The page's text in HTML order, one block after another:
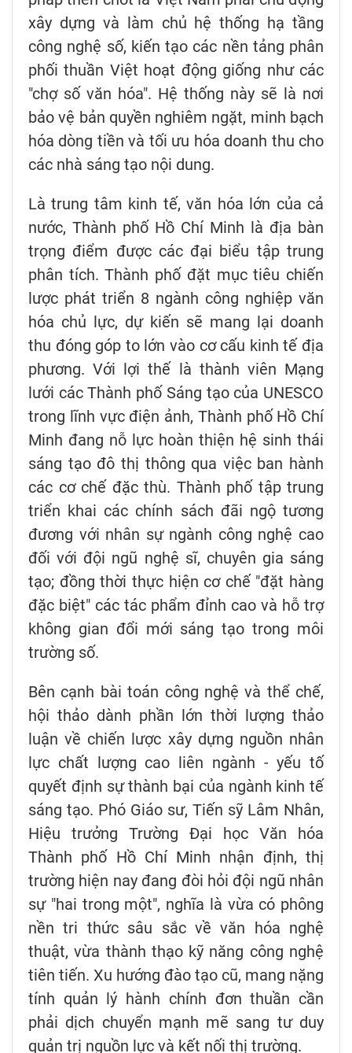
xây dựng và làm chủ hệ thống hạ tầng
công nghệ số, kiến tạo các nền tảng phân
phối thuần Việt hoạt động giống như các
"chợ số văn hóa". Hệ thống này sẽ là nơi
bảo vệ bản quyền nghiêm ngặt, minh bạch
hóa dòng tiền và tối ưu hóa doanh thu cho
các nhà sáng tạo nội dung.
Là trung tâm kinh tế, văn hóa lớn của cả
nước, Thành phố Hồ Chí Minh là địa bàn
trọng điểm được các đại biểu tập trung
phân tích. Thành phố đặt mục tiêu chiến
lược phát triển 8 ngành công nghiệp văn
hóa chủ lực, dự kiến sẽ mang lại doanh
thu đóng góp to lớn vào cơ cấu kinh tế địa
phương. Với lợi thế là thành viên Mạng
lưới các Thành phố Sáng tạo của UNESCO
trong lĩnh vực điện ảnh, Thành phố Hồ Chí
Minh đang nỗ lực hoàn thiện hệ sinh thái
sáng tạo đô thị thông qua việc ban hành
các cơ chế đặc thù. Thành phố tập trung
triển khai các chính sách đãi ngộ tương
đương với nhân sự ngành công nghệ cao
đối với đội ngũ nghệ sĩ, chuyên gia sáng
tạo; đồng thời thực hiện cơ chế "đặt hàng
đặc biệt" các tác phẩm đỉnh cao và hỗ trợ
không gian đổi mới sáng tạo trong môi
trường số.
Bên cạnh bài toán công nghệ và thể chế,
hội thảo dành phần lớn thời lượng thảo
luận về chiến lược xây dựng nguồn nhân
lực chất lượng cao liên ngành - yếu tố
quyết định sự thành bại của ngành kinh tế
sáng tạo. Phó Giáo sư, Tiến sỹ Lâm Nhân,
Hiệu trưởng Trường Đại học Văn hóa
Thành phố Hồ Chí Minh nhận định, thị
trường hiện nay đang đòi hỏi đội ngũ nhân
sự "hai trong một", nghĩa là vừa có phông
nền tri thức sâu sắc về văn hóa nghệ
thuật, vừa thành thạo kỹ năng công nghệ
tiên tiến. Xu hướng đào tạo cũ, mang nặng
tính quản lý hành chính đơn thuần cần
phải dịch chuyển mạnh mẽ sang tư duy
quản trị nguồn lực và kết nối thị trường.